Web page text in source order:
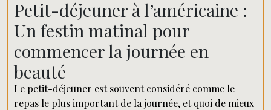
Petit-déjeuner à l’américaine :
Un festin matinal pour
commencer la journée en
beauté
Le petit-déjeuner est souvent considéré comme le
repas le plus important de la journée, et quoi de mieux